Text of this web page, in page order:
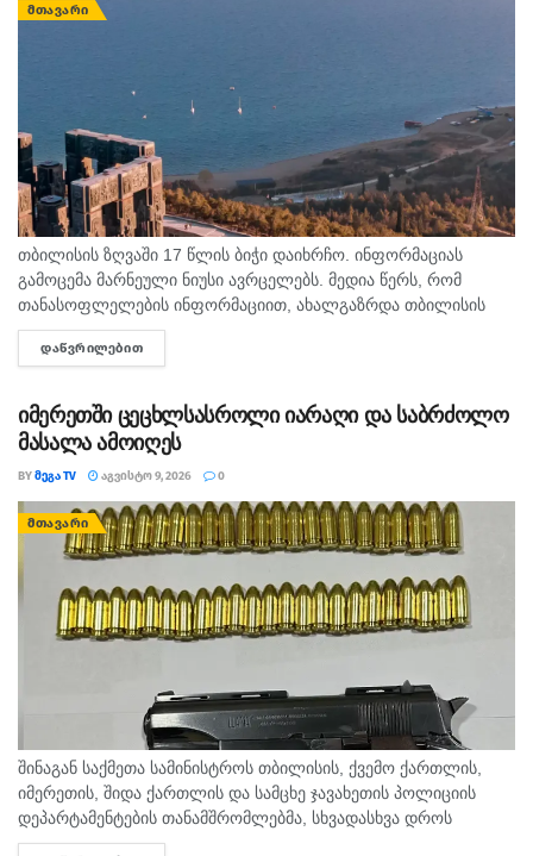
ᲛᲗᲐᲕᲐᲠᲘ
თბილისის ზღვაში 17 წლის ბიჭი დაიხრჩო. ინფორმაციას
გამოცემა მარნეული ნიუსი ავრცელებს. მედია წერს, რომ
თანასოფლელების ინფორმაციით, ახალგაზრდა თბილისის
ზღვაზე თანატოლებთან ერთად საცურაოდ იმყოფებოდა. შსს
ცნობით, გამოძიება 115-ე მუხლით დაიწყო.
ᲓᲐᲬᲕᲠᲘᲚᲔᲑᲘᲗ
იმერეთში ცეცხლსასროლი იარაღი და საბრძოლო
მასალა ამოიღეს
BYᲛᲔᲒᲐ TV ᲐᲒᲕᲘᲡᲢᲝ 9, 2026 0
ᲛᲗᲐᲕᲐᲠᲘ
შინაგან საქმეთა სამინისტროს თბილისის, ქვემო ქართლის,
იმერეთის, შიდა ქართლის და სამცხე ჯავახეთის პოლიციის
დეპარტამენტების თანამშრომლებმა, სხვადასხვა დროს
ჩატარებული საპოლიციო პრევენციული ღონისძიებების